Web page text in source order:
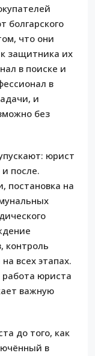
болгарского
что они
защитника их
в поиске и
в
и
без
юрист
после.
постановка на
контроль
всех этапах.
юриста
важную
до того, как
в